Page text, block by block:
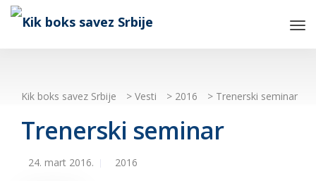
Kik boks savez Srbije > Vesti > 2016 > Trenerski seminar
Trenerski seminar
24. mart 2016. 2016